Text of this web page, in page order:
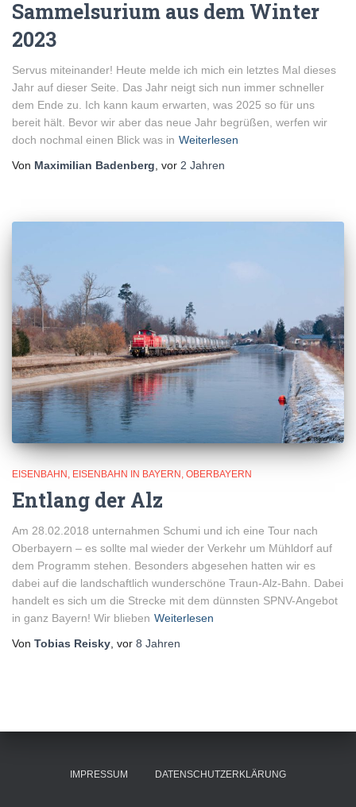
Sammelsurium aus dem Winter
2023
Servus miteinander! Heute melde ich mich ein letztes Mal dieses
Jahr auf dieser Seite. Das Jahr neigt sich nun immer schneller
dem Ende zu. Ich kann kaum erwarten, was 2025 so für uns
bereit hält. Bevor wir aber das neue Jahr begrüßen, werfen wir
doch nochmal einen Blick was in Weiterlesen
Von Maximilian Badenberg, vor 2 Jahren
EISENBAHN EISENBAHN IN BAYERN OBERBAYERN
Entlang der Alz
Am 28.02.2018 unternahmen Schumi und ich eine Tour nach
Oberbayern – es sollte mal wieder der Verkehr um Mühldorf auf
dem Programm stehen. Besonders abgesehen hatten wir es
dabei auf die landschaftlich wunderschöne Traun-Alz-Bahn. Dabei
handelt es sich um die Strecke mit dem dünnsten SPNV-Angebot
in ganz Bayern! Wir blieben Weiterlesen
Von Tobias Reisky , vor 8 Jahren
IMPRESSUM DATENSCHUTZERKLÄRUNG